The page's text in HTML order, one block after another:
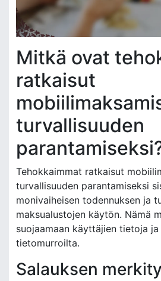
Mitkä ovat
ratkaisut
turvallisuuden
Tehokkaimmat ratkaisut
turvallisuuden parantamiseksi
monivaiheisen todennuksen ja
maksualustojen käytön. Nämä
suojaamaan käyttäjien tietoja
tietomurroilta.
Salauksen